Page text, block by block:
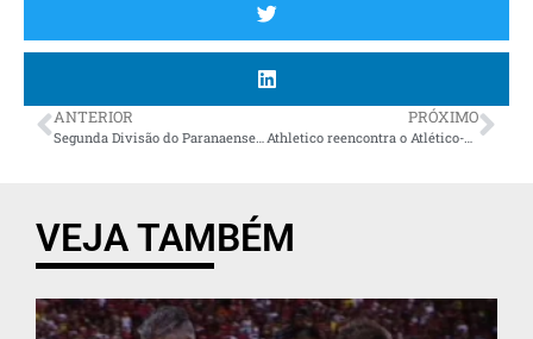
ANTERIOR PRÓXIMO
Athletico reencontra o Atlético-MG no Brasileirão e busca primeiros pontos fora de casa
VEJA TAMBÉM